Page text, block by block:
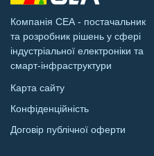
Компанія СЕА - постачальник
та розробник рішень у сфері
індустріальної електроніки та
смарт-інфраструктури
Карта сайту
Конфіденційність
Договір публічної оферти